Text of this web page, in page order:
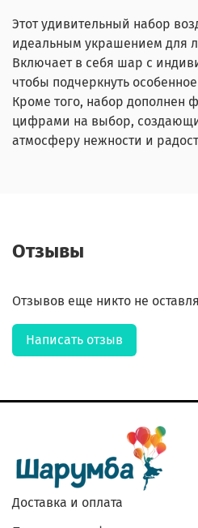
Этот удивительный набор
идеальным украшением для
Включает в себя шар с
чтобы подчеркнуть
Кроме того, набор дополнен
цифрами на выбор,
атмосферу нежности и
Отзывы
Отзывов еще никто не
Написать отзыв
Доставка и оплата